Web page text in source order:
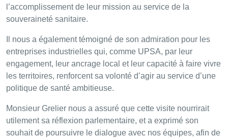
l’accomplissement de leur mission au service de la
souveraineté sanitaire.
Il nous a également témoigné de son admiration pour les
entreprises industrielles qui, comme UPSA, par leur
engagement, leur ancrage local et leur capacité à faire vivre
les territoires, renforcent sa volonté d’agir au service d’une
politique de santé ambitieuse.
Monsieur Grelier nous a assuré que cette visite nourrirait
utilement sa réflexion parlementaire, et a exprimé son
souhait de poursuivre le dialogue avec nos équipes, afin de